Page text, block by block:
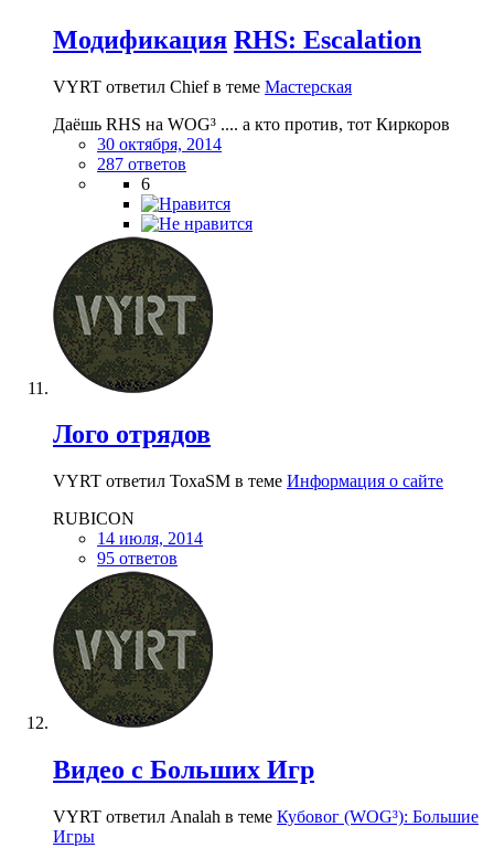
Модификация RHS: Escalation
VYRT ответил Chief в теме Мастерская
Даёшь RHS на WOG³ .... а кто против, тот Киркоров
30 октября, 2014
287 ответов
6
Лого отрядов
VYRT ответил ToxaSM в теме Информация о сайте
RUBICON
14 июля, 2014
95 ответов
Видео с Больших Игр
VYRT ответил Analah в теме Кубовог (WOG³): Большие
Игры